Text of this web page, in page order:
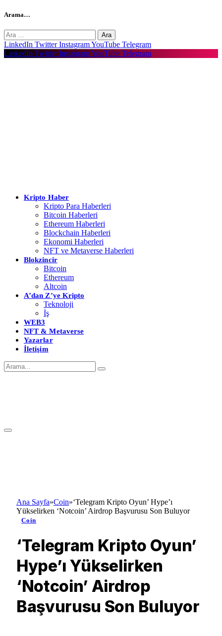
Arama…
Arama:
LinkedIn Twitter InstagramYouTube Telegram
LinkedIn Twitter InstagramYouTube Telegram
Kripto Haber
Kripto Para Haberleri
Bitcoin Haberleri
Ethereum Haberleri
Blockchain Haberleri
Ekonomi Haberleri
NFT ve Metaverse Haberleri
Blokzincir
Bitcoin
Ethereum
Altcoin
A’dan Z’ye Kripto
Teknoloji
İş
WEB3
NFT & Metaverse
Yazarlar
İletişim
Ana Sayfa»Coin»‘Telegram Kripto Oyun’ Hype’ı
Yükselirken ‘Notcoin’ Airdrop Başvurusu Son Buluyor
Coin
‘Telegram Kripto Oyun’
Hype’ı Yükselirken
‘Notcoin’ Airdrop
Başvurusu Son Buluyor